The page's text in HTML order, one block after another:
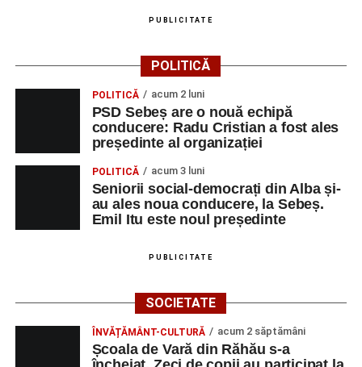
PUBLICITATE
POLITICĂ
POLITICĂ acum 2 luni
PSD Sebeș are o nouă echipă
conducere: Radu Cristian a fost ales
președinte al organizației
POLITICĂ acum 3 luni
Seniorii social-democrați din Alba și-
au ales noua conducere, la Sebeș.
Emil Itu este noul președinte
PUBLICITATE
SOCIETATE
ÎNVĂȚĂMÂNT-CULTURĂ acum 2 săptămâni
Școala de Vară din Răhău s-a